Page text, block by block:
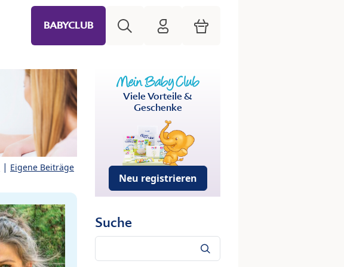
BABYCLUB HiPP Mein Babyclub
Warenkorb
| Eigene Beiträge
Viele Vorteile &
Geschenke
Neu registrieren
Suche